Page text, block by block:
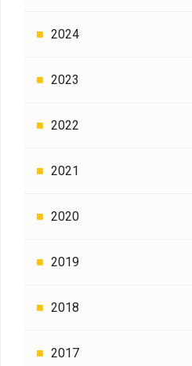
2024
2023
2022
2021
2020
2019
2018
2017